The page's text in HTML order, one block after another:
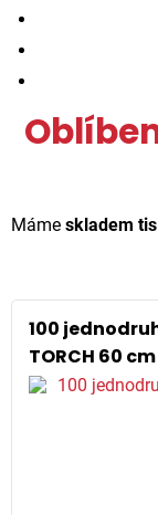
Máme skladem
100
TORCH 60